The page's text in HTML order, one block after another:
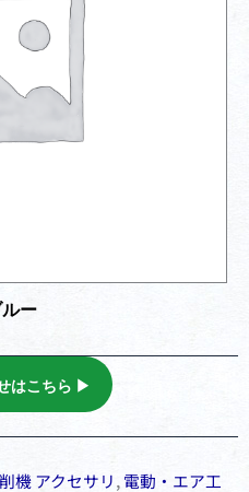
ー
はこちら ▶︎
機 アクセサリ,電動・エア⼯